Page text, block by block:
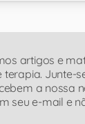
artigos e
Junte-
a nossa
seu e-mail e